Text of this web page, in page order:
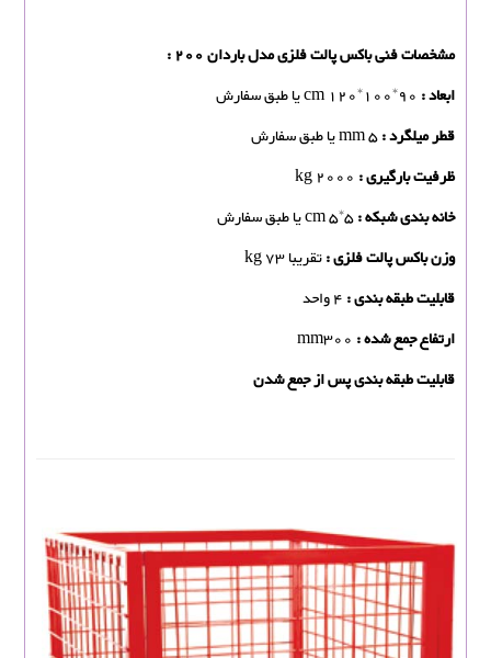
مشخصات فنی باکس پالت فلزی مدل باردان 200 :
ابعاد : cm 120*100*90 یا طبق سفارش
قطر میلگرد :mm 5 یا طبق سفارش
ظرفیت بارگیری :
خانه بندی شبکه :cm 5*5 یا طبق سفارش
وزن باکس پالت فلزی :تقریبا kg 73
قابلیت طبقه بندی :
ارتفاع جمع شده : mm300
قابلیت طبقه بندی پس از جمع شدن